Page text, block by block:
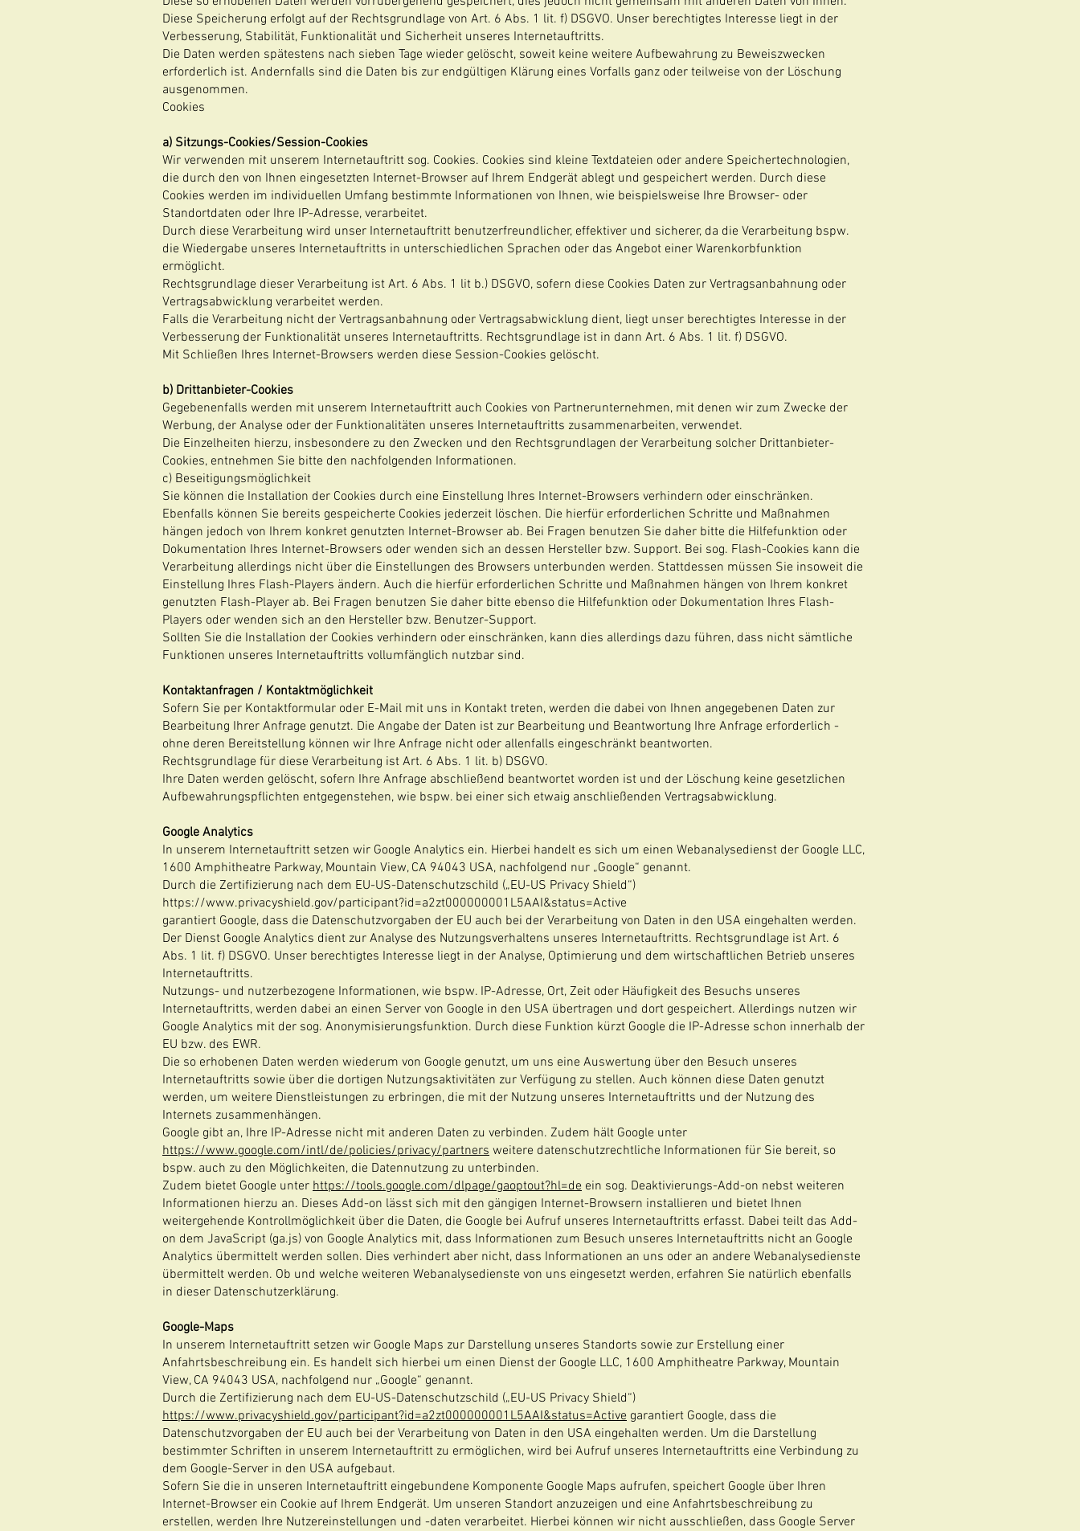
Diese Speicherung erfolgt auf der Rechtsgrundlage von Art. 6 Abs. 1 lit. f) DSGVO. Unser berechtigtes Interesse liegt in der
Verbesserung, Stabilität, Funktionalität und Sicherheit unseres Internetauftritts.
Die Daten werden spätestens nach sieben Tage wieder gelöscht, soweit keine weitere Aufbewahrung zu Beweiszwecken
erforderlich ist. Andernfalls sind die Daten bis zur endgültigen Klärung eines Vorfalls ganz oder teilweise von der Löschung
ausgenommen.
Cookies
a) Sitzungs-Cookies/Session-Cookies
Wir verwenden mit unserem Internetauftritt sog. Cookies. Cookies sind kleine Textdateien oder andere Speichertechnologien,
die durch den von Ihnen eingesetzten Internet-Browser auf Ihrem Endgerät ablegt und gespeichert werden. Durch diese
Cookies werden im individuellen Umfang bestimmte Informationen von Ihnen, wie beispielsweise Ihre Browser- oder
Standortdaten oder Ihre IP-Adresse, verarbeitet.
Durch diese Verarbeitung wird unser Internetauftritt benutzerfreundlicher, effektiver und sicherer, da die Verarbeitung bspw.
die Wiedergabe unseres Internetauftritts in unterschiedlichen Sprachen oder das Angebot einer Warenkorbfunktion
ermöglicht.
Rechtsgrundlage dieser Verarbeitung ist Art. 6 Abs. 1 lit b.) DSGVO, sofern diese Cookies Daten zur Vertragsanbahnung oder
Vertragsabwicklung verarbeitet werden.
Falls die Verarbeitung nicht der Vertragsanbahnung oder Vertragsabwicklung dient, liegt unser berechtigtes Interesse in der
Verbesserung der Funktionalität unseres Internetauftritts. Rechtsgrundlage ist in dann Art. 6 Abs. 1 lit. f) DSGVO.
Mit Schließen Ihres Internet-Browsers werden diese Session-Cookies gelöscht.
b) Drittanbieter-Cookies
Gegebenenfalls werden mit unserem Internetauftritt auch Cookies von Partnerunternehmen, mit denen wir zum Zwecke der
Werbung, der Analyse oder der Funktionalitäten unseres Internetauftritts zusammenarbeiten, verwendet.
Die Einzelheiten hierzu, insbesondere zu den Zwecken und den Rechtsgrundlagen der Verarbeitung solcher Drittanbieter-
Cookies, entnehmen Sie bitte den nachfolgenden Informationen.
c) Beseitigungsmöglichkeit
Sie können die Installation der Cookies durch eine Einstellung Ihres Internet-Browsers verhindern oder einschränken.
Ebenfalls können Sie bereits gespeicherte Cookies jederzeit löschen. Die hierfür erforderlichen Schritte und Maßnahmen
hängen jedoch von Ihrem konkret genutzten Internet-Browser ab. Bei Fragen benutzen Sie daher bitte die Hilfefunktion oder
Dokumentation Ihres Internet-Browsers oder wenden sich an dessen Hersteller bzw. Support. Bei sog. Flash-Cookies kann die
Verarbeitung allerdings nicht über die Einstellungen des Browsers unterbunden werden. Stattdessen müssen Sie insoweit die
Einstellung Ihres Flash-Players ändern. Auch die hierfür erforderlichen Schritte und Maßnahmen hängen von Ihrem konkret
genutzten Flash-Player ab. Bei Fragen benutzen Sie daher bitte ebenso die Hilfefunktion oder Dokumentation Ihres Flash-
Players oder wenden sich an den Hersteller bzw. Benutzer-Support.
Sollten Sie die Installation der Cookies verhindern oder einschränken, kann dies allerdings dazu führen, dass nicht sämtliche
Funktionen unseres Internetauftritts vollumfänglich nutzbar sind.
Kontaktanfragen / Kontaktmöglichkeit
Sofern Sie per Kontaktformular oder E-Mail mit uns in Kontakt treten, werden die dabei von Ihnen angegebenen Daten zur
Bearbeitung Ihrer Anfrage genutzt. Die Angabe der Daten ist zur Bearbeitung und Beantwortung Ihre Anfrage erforderlich -
ohne deren Bereitstellung können wir Ihre Anfrage nicht oder allenfalls eingeschränkt beantworten.
Rechtsgrundlage für diese Verarbeitung ist Art. 6 Abs. 1 lit. b) DSGVO.
Ihre Daten werden gelöscht, sofern Ihre Anfrage abschließend beantwortet worden ist und der Löschung keine gesetzlichen
Aufbewahrungspflichten entgegenstehen, wie bspw. bei einer sich etwaig anschließenden Vertragsabwicklung.
Google Analytics
In unserem Internetauftritt setzen wir Google Analytics ein. Hierbei handelt es sich um einen Webanalysedienst der Google LLC,
1600 Amphitheatre Parkway, Mountain View, CA 94043 USA, nachfolgend nur „Google“ genannt.
Durch die Zertifizierung nach dem EU-US-Datenschutzschild („EU-US Privacy Shield“)
https://www.privacyshield.gov/participant?id=a2zt000000001L5AAI&status=Active
garantiert Google, dass die Datenschutzvorgaben der EU auch bei der Verarbeitung von Daten in den USA eingehalten werden.
Der Dienst Google Analytics dient zur Analyse des Nutzungsverhaltens unseres Internetauftritts. Rechtsgrundlage ist Art. 6
Abs. 1 lit. f) DSGVO. Unser berechtigtes Interesse liegt in der Analyse, Optimierung und dem wirtschaftlichen Betrieb unseres
Internetauftritts.
Nutzungs- und nutzerbezogene Informationen, wie bspw. IP-Adresse, Ort, Zeit oder Häufigkeit des Besuchs unseres
Internetauftritts, werden dabei an einen Server von Google in den USA übertragen und dort gespeichert. Allerdings nutzen wir
Google Analytics mit der sog. Anonymisierungsfunktion. Durch diese Funktion kürzt Google die IP-Adresse schon innerhalb der
EU bzw. des EWR.
Die so erhobenen Daten werden wiederum von Google genutzt, um uns eine Auswertung über den Besuch unseres
Internetauftritts sowie über die dortigen Nutzungsaktivitäten zur Verfügung zu stellen. Auch können diese Daten genutzt
werden, um weitere Dienstleistungen zu erbringen, die mit der Nutzung unseres Internetauftritts und der Nutzung des
Internets zusammenhängen.
Google gibt an, Ihre IP-Adresse nicht mit anderen Daten zu verbinden. Zudem hält Google unter
https://www.google.com/intl/de/policies/privacy/partners weitere datenschutzrechtliche Informationen für Sie bereit, so
bspw. auch zu den Möglichkeiten, die Datennutzung zu unterbinden.
Zudem bietet Google unter https://tools.google.com/dlpage/gaoptout?hl=de ein sog. Deaktivierungs-Add-on nebst weiteren
Informationen hierzu an. Dieses Add-on lässt sich mit den gängigen Internet-Browsern installieren und bietet Ihnen
weitergehende Kontrollmöglichkeit über die Daten, die Google bei Aufruf unseres Internetauftritts erfasst. Dabei teilt das Add-
on dem JavaScript (ga.js) von Google Analytics mit, dass Informationen zum Besuch unseres Internetauftritts nicht an Google
Analytics übermittelt werden sollen. Dies verhindert aber nicht, dass Informationen an uns oder an andere Webanalysedienste
übermittelt werden. Ob und welche weiteren Webanalysedienste von uns eingesetzt werden, erfahren Sie natürlich ebenfalls
in dieser Datenschutzerklärung.
Google-Maps
In unserem Internetauftritt setzen wir Google Maps zur Darstellung unseres Standorts sowie zur Erstellung einer
Anfahrtsbeschreibung ein. Es handelt sich hierbei um einen Dienst der Google LLC, 1600 Amphitheatre Parkway, Mountain
View, CA 94043 USA, nachfolgend nur „Google“ genannt.
Durch die Zertifizierung nach dem EU-US-Datenschutzschild („EU-US Privacy Shield“)
https://www.privacyshield.gov/participant?id=a2zt000000001L5AAI&status=Active garantiert Google, dass die
Datenschutzvorgaben der EU auch bei der Verarbeitung von Daten in den USA eingehalten werden. Um die Darstellung
bestimmter Schriften in unserem Internetauftritt zu ermöglichen, wird bei Aufruf unseres Internetauftritts eine Verbindung zu
dem Google-Server in den USA aufgebaut.
Sofern Sie die in unseren Internetauftritt eingebundene Komponente Google Maps aufrufen, speichert Google über Ihren
Internet-Browser ein Cookie auf Ihrem Endgerät. Um unseren Standort anzuzeigen und eine Anfahrtsbeschreibung zu
erstellen, werden Ihre Nutzereinstellungen und -daten verarbeitet. Hierbei können wir nicht ausschließen, dass Google Server